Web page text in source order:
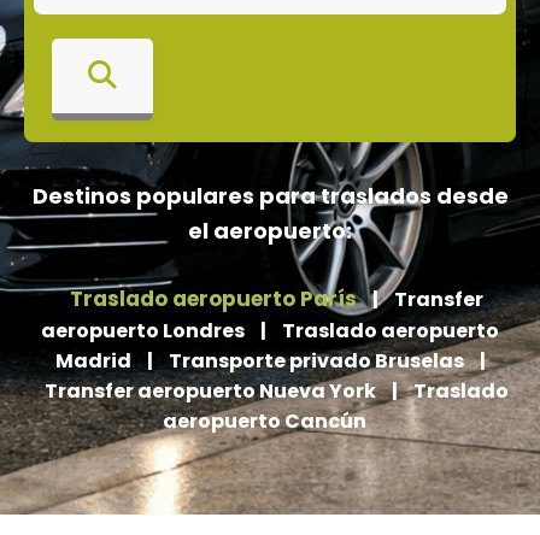
Destinos populares para traslados desde
el aeropuerto:
Traslado aeropuerto París | Transfer
aeropuerto Londres
|
Traslado aeropuerto
Madrid
| Transporte privado Bruselas |
Transfer aeropuerto Nueva York | Traslado
aeropuerto Cancún